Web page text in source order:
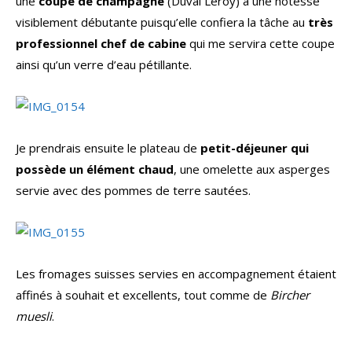
visiblement débutante puisqu’elle confiera la tâche au très
professionnel chef de cabine qui me servira cette coupe
ainsi qu’un verre d’eau pétillante.
Je prendrais ensuite le plateau de petit-déjeuner qui
possède un élément chaud, une omelette aux asperges
servie avec des pommes de terre sautées.
Les fromages suisses servies en accompagnement étaient
affinés à souhait et excellents, tout comme de Bircher
muesli.